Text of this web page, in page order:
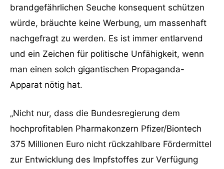
brandgefährlichen Seuche konsequent schützen
würde, bräuchte keine Werbung, um massenhaft
nachgefragt zu werden. Es ist immer entlarvend
und ein Zeichen für politische Unfähigkeit, wenn
man einen solch gigantischen Propaganda-
Apparat nötig hat.
„Nicht nur, dass die Bundesregierung dem
hochprofitablen Pharmakonzern Pfizer/Biontech
375 Millionen Euro nicht rückzahlbare Fördermittel
zur Entwicklung des Impfstoffes zur Verfügung